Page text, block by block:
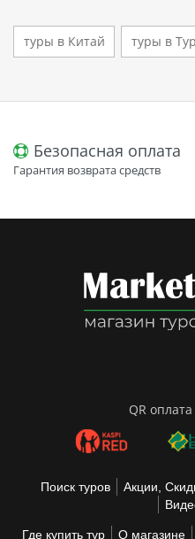
туры в Китай туры в
Безопасная оплата
Гарантия возврата средств
QR
Поиск туров Акции,
Где купить тур О магазине